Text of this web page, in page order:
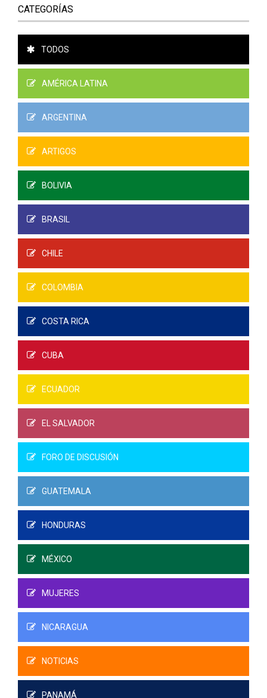
CATEGORÍAS
TODOS
AMÉRICA LATINA
ARGENTINA
ARTIGOS
BOLIVIA
BRASIL
CHILE
COLOMBIA
COSTA RICA
CUBA
ECUADOR
EL SALVADOR
FORO DE DISCUSIÓN
GUATEMALA
HONDURAS
MÉXICO
MUJERES
NICARAGUA
NOTICIAS
PANAMÁ